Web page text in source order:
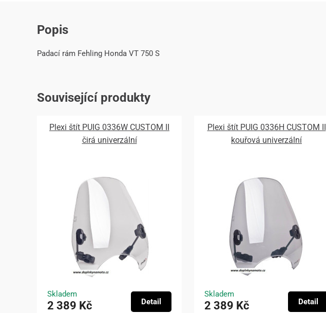
Popis
Padací rám Fehling Honda VT 750 S
Související produkty
Plexi štít PUIG 0336W CUSTOM II
čirá univerzální
Skladem
2 389 Kč Detail
Plexi štít PUIG 0336H CUSTOM II
kouřová univerzální
Skladem
2 389 Kč Detail